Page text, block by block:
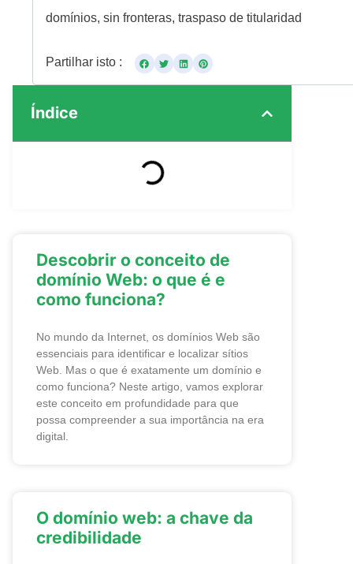
domínios, sin fronteras, traspaso de titularidad
Partilhar isto :
Índice
Descobrir o conceito de
domínio Web: o que é e
como funciona?
No mundo da Internet, os domínios Web são
essenciais para identificar e localizar sítios
Web. Mas o que é exatamente um domínio e
como funciona? Neste artigo, vamos explorar
este conceito em profundidade para que
possa compreender a sua importância na era
digital.
O domínio web: a chave da
credibilidade